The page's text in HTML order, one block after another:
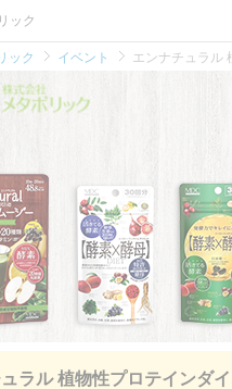
ック
ック イベント エンナチュラル
ラル 植物性プロテインダ